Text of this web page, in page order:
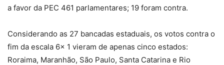
a favor da PEC 461 parlamentares; 19 foram contra.
Considerando as 27 bancadas estaduais, os votos contra o
fim da escala 6x 1 vieram de apenas cinco estados:
Roraima, Maranhão, São Paulo, Santa Catarina e Rio